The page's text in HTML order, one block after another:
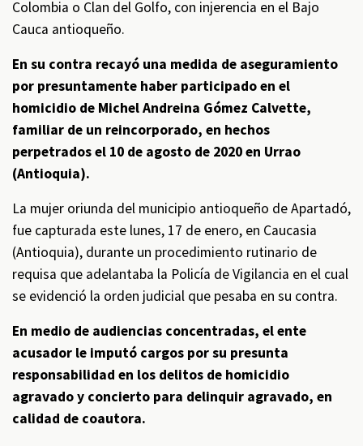
Colombia o Clan del Golfo, con injerencia en el Bajo
Cauca antioqueño.
En su contra recayó una medida de aseguramiento
por presuntamente haber participado en el
homicidio de Michel Andreina Gómez Calvette,
familiar de un reincorporado, en hechos
perpetrados el 10 de agosto de 2020 en Urrao
(Antioquia).
La mujer oriunda del municipio antioqueño de Apartadó,
fue capturada este lunes, 17 de enero, en Caucasia
(Antioquia), durante un procedimiento rutinario de
requisa que adelantaba la Policía de Vigilancia en el cual
se evidenció la orden judicial que pesaba en su contra.
En medio de audiencias concentradas, el ente
acusador le imputó cargos por su presunta
responsabilidad en los delitos de homicidio
agravado y concierto para delinquir agravado, en
calidad de coautora.